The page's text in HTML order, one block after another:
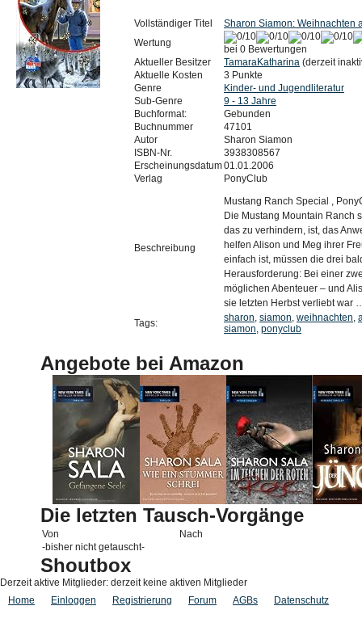
Vollständiger Titel
Sharon Siamon: Weihnachten
Wertung
bei 0 Bewertungen
Aktueller Besitzer
TamaraKatharina (derzeit
Aktuelle Kosten
3 Punkte
Genre
Kinder- und Jugendliteratur
Sub-Genre
9 - 13 Jahre
Buchformat:
Gebunden
Buchnummer
47101
Autor
Sharon Siamon
ISBN-Nr.
3938308567
Erscheinungsdatum01.01.2006
Verlag
PonyClub
Beschreibung
Mustang Ranch Special ,
Die Mustang Mountain Ranch
das zu verhindern, ist, das
helfen Alison und Meg ihrer
einfach ist, müssen die drei
Herausforderung: Bei einer
möglichen Abenteuer – und
sie letzten Herbst verliebt war
Tags:
sharon, siamon, weihnachten,
siamon, ponyclub
Angebote bei Amazon
Die letzten Tausch-Vorgänge
Von
Nach
-bisher nicht getauscht-
Shoutbox
Derzeit aktive Mitglieder: derzeit keine aktiven Mitglieder
Home
Einloggen Registrierung Forum AGBs Datenschutz